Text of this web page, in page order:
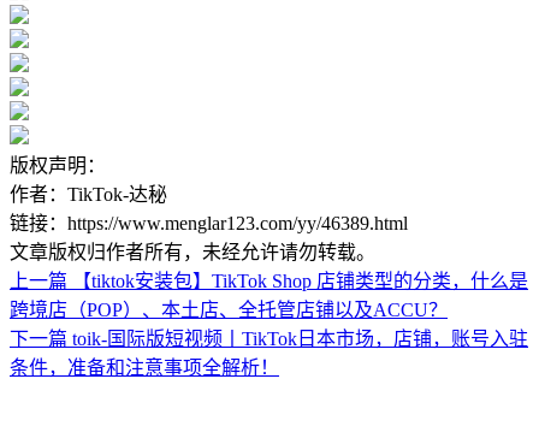
版权声明：
作者：TikTok-达秘
链接：https://www.menglar123.com/yy/46389.html
文章版权归作者所有，未经允许请勿转载。
上一篇
【tiktok安装包】TikTok Shop 店铺类型的分类，什么是
跨境店（POP）、本土店、全托管店铺以及ACCU？
下一篇 toik-国际版短视频丨TikTok日本市场，店铺，账号入驻
条件，准备和注意事项全解析！